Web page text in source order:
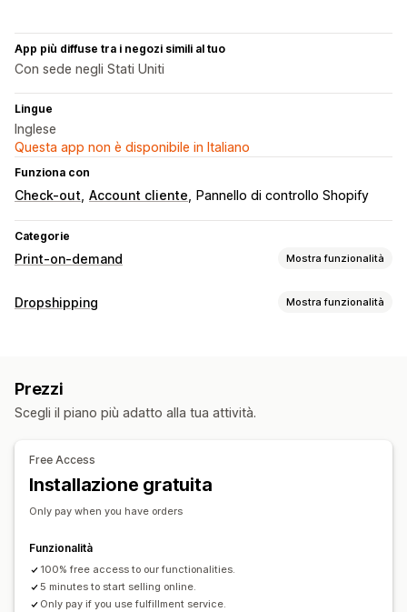
App più diffuse tra i negozi simili al tuo
Con sede negli Stati Uniti
Lingue
Inglese
Questa app non è disponibile in Italiano
Funziona con
Check-out Account cliente Pannello di controllo Shopify
Categorie
Print-on-demand Mostra funzionalità
Personalizzazione del prodotto
Prodotti
Stampa all over
Abbigliamento Ricami
Opzioni di spedizione
Spedizione in blocco Evasione ordini globale
Monitoraggio degli ordini
Dropshipping Mostra funzionalità
Prezzi
Scegli il piano più adatto alla tua attività.
Free Access
Installazione gratuita
Only pay when you have orders
Funzionalità
100% free access to our functionalities.
5 minutes to start selling online.
Only pay if you use fulfillment service.